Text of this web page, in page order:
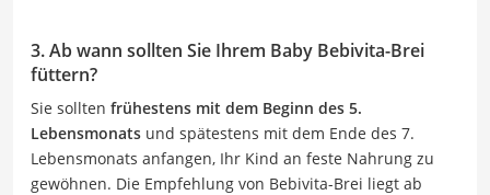
3. Ab wann sollten Sie Ihrem Baby Bebivita-Brei
füttern?
Sie sollten frühestens mit dem Beginn des 5.
Lebensmonats und spätestens mit dem Ende des 7.
Lebensmonats anfangen, Ihr Kind an feste Nahrung zu
gewöhnen. Die Empfehlung von Bebivita-Brei liegt ab